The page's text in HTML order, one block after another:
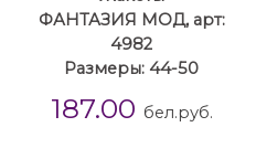
ФАНТАЗИЯ МОД, арт:
4982
Размеры: 44-50
187.00 бел.руб.